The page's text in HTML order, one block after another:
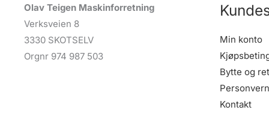
Olav Teigen Maskinforretning
Verksveien 8
3330 SKOTSELV
Orgnr 974 987 503
Min konto
Bytte og
Kontakt